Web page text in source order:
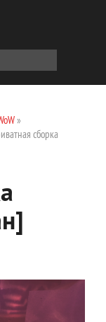
»
сборка